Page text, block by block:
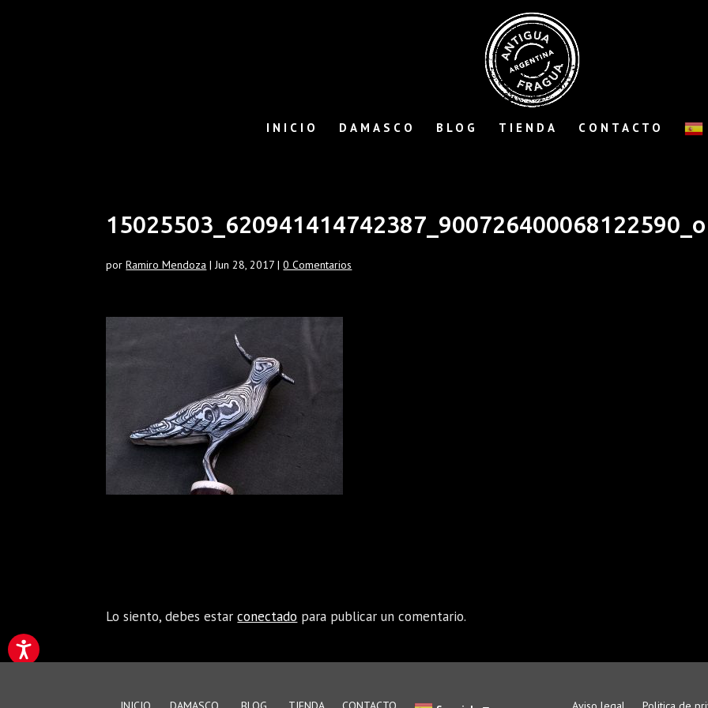
INICIO DAMASCO BLOG TIENDA CONTACTO
15025503_620941414742387_900726400068122590_o
porRamiro Mendoza |Jun 28, 2017 |0 Comentarios
Lo siento, debes estarconectado para publicar un comentario.